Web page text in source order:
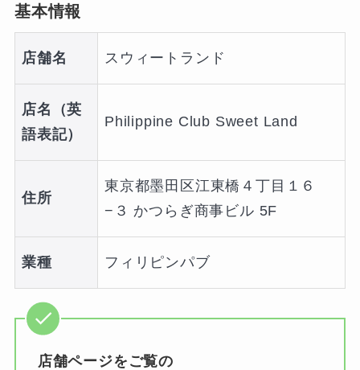
基本情報
店舗名 スウィートランド
店名（英
語表記）
Philippine Club Sweet Land
住所
東京都墨田区江東橋４丁目１６
−３ かつらぎ商事ビル 5F
業種 フィリピンパブ
店舗ページをご覧の